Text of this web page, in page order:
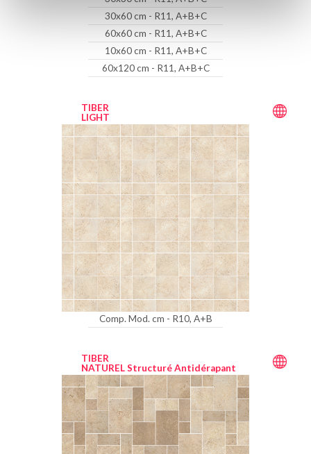
30x60 cm - R11, A+B+C
60x60 cm - R11, A+B+C
10x60 cm - R11, A+B+C
60x120 cm - R11, A+B+C
TIBER
LIGHT
Comp. Mod. cm - R10, A+B
TIBER
NATUREL Structuré Antidérapant